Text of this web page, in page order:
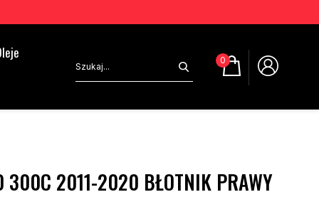
0
300C 2011-2020 BŁOTNIK PRAWY